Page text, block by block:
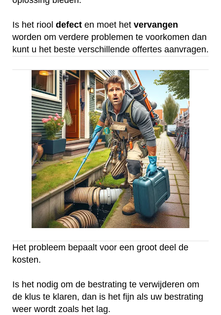
Is het riool defect en moet het vervangen
worden om verdere problemen te voorkomen dan
kunt u het beste verschillende offertes aanvragen.
Het probleem bepaalt voor een groot deel de
kosten.
Is het nodig om de bestrating te verwijderen om
de klus te klaren, dan is het fijn als uw bestrating
weer wordt zoals het lag.